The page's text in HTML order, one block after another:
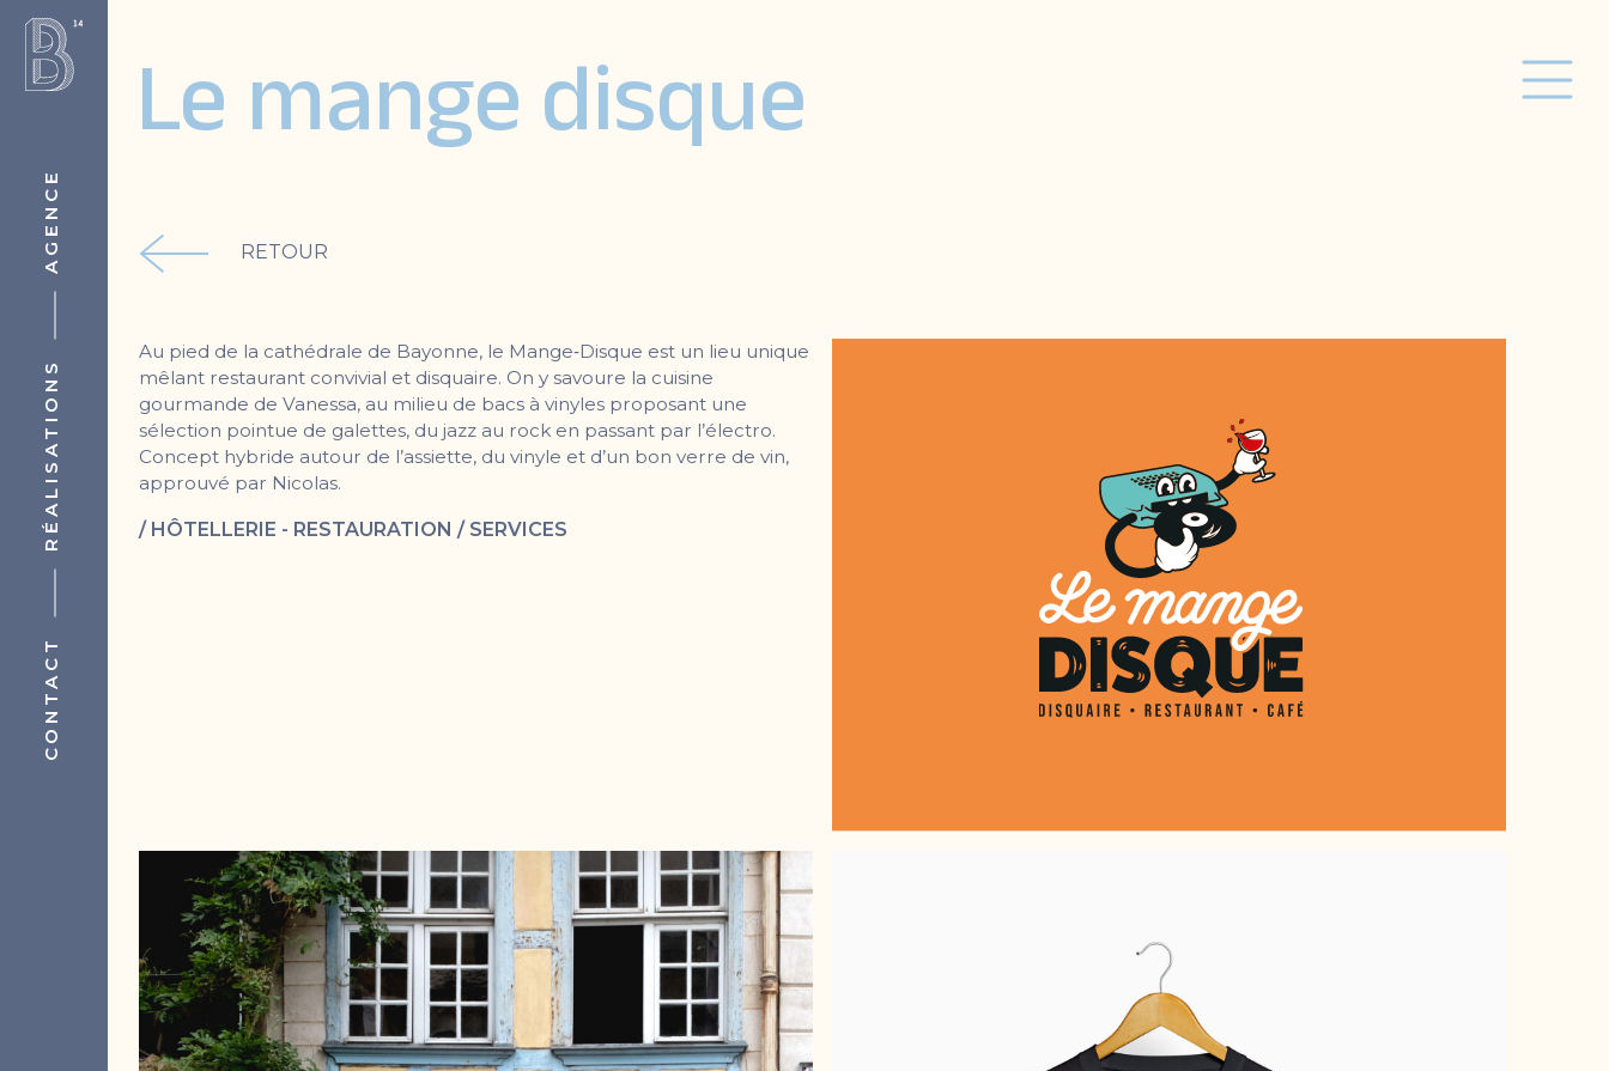
CONTACT
RÉALISATIONS
AGENCE
Le mange disque
RETOUR
Au pied de la cathédrale de Bayonne, le Mange‑Disque est un lieu unique
mêlant restaurant convivial et disquaire. On y savoure la cuisine
gourmande de Vanessa, au milieu de bacs à vinyles proposant une
sélection pointue de galettes, du jazz au rock en passant par l’électro.
Concept hybride autour de l’assiette, du vinyle et d’un bon verre de vin,
approuvé par Nicolas.
/ HÔTELLERIE - RESTAURATION / SERVICES